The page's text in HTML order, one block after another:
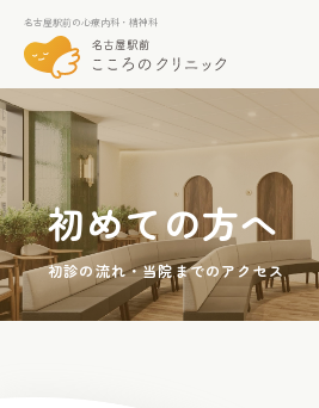
名古屋駅前の心療内科・精神科
初めての方へ
初診の流れ・当院までのアクセス
名古屋駅前の心療内科・精神科
About
初めての方へ
Menu
Doctor